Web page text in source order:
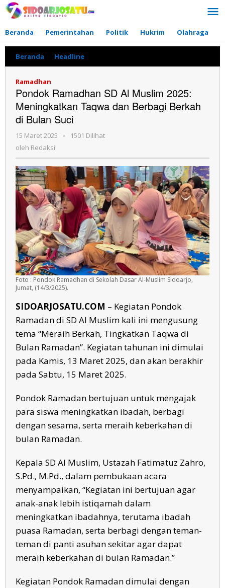
Lewati
ke
Beranda
Pemerintahan Politik Hukrim Olahraga
Beranda Headline
Ramadhan
Muslim
2025:
Meningkatkan
dan
di
Bulan
Suci
Ramadhan
Pondok Ramadhan SD Al Muslim 2025:
Meningkatkan Taqwa dan Berbagi Berkah
di Bulan Suci
15 Maret 2025
oleh
-
1501 Dilihat
oleh Redaksi
Foto : Pondok Ramadhan di Sekolah Dasar Al-Muslim Sidoarjo,
Jumat, (14/3/2025).
SIDOARJOSATU.COM – Kegiatan Pondok
Ramadan di SD Al Muslim kali ini mengusung
tema “Meraih Berkah, Tingkatkan Taqwa di
Bulan Ramadan”. Kegiatan tahunan ini dimulai
pada Kamis, 13 Maret 2025, dan akan berakhir
pada Sabtu, 15 Maret 2025.
Pondok Ramadan bertujuan untuk mengajak
para siswa meningkatkan ibadah, berbagi
dengan sesama, serta meraih keberkahan di
bulan Ramadan.
Kepala SD Al Muslim, Ustazah Fatimatuz Zahro,
S.Pd., M.Pd., dalam pembukaan acara
menyampaikan, “Kegiatan ini bertujuan agar
anak-anak lebih istiqamah dalam
meningkatkan ibadahnya, terutama ibadah
puasa Ramadan, serta berbagi dengan teman-
teman di panti asuhan sekitar agar dapat
meraih keberkahan di bulan Ramadan.”
Kegiatan Pondok Ramadan dimulai dengan